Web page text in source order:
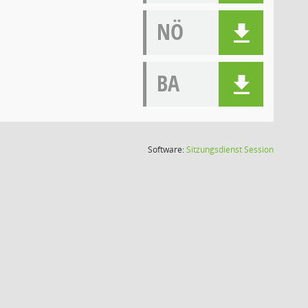
NÖ
BA
Software:SitzungsdienstSession(Wird in